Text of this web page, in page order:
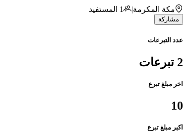
مكة المكرمة|
1 المستفيد
مشاركة
عدد التبرعات
2 تبرعات
اخر مبلغ تبرع
10
اكبر مبلغ تبرع